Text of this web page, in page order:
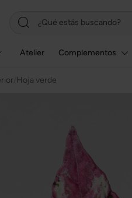
Atelier Complementos
Hoja verde